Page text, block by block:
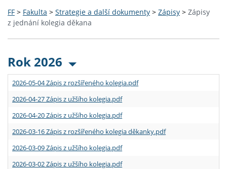
FF > Fakulta > Strategie a další dokumenty > Zápisy > Zápisy
z jednání kolegia děkana
Rok 2026
2026-05-04 Zápis z rozšířeného kolegia.pdf
2026-04-27 Zápis z užšího kolegia.pdf
2026-04-20 Zápis z užšího kolegia.pdf
2026-03-16 Zápis z rozšířeného kolegia děkanky.pdf
2026-03-09 Zápis z užšího kolegia.pdf
2026-03-02 Zápis z užšího kolegia.pdf